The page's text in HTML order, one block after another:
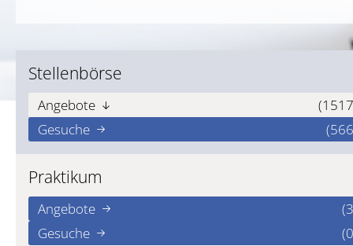
Stellenbörse
Angebote
Gesuche
Praktikum
Angebote
Gesuche